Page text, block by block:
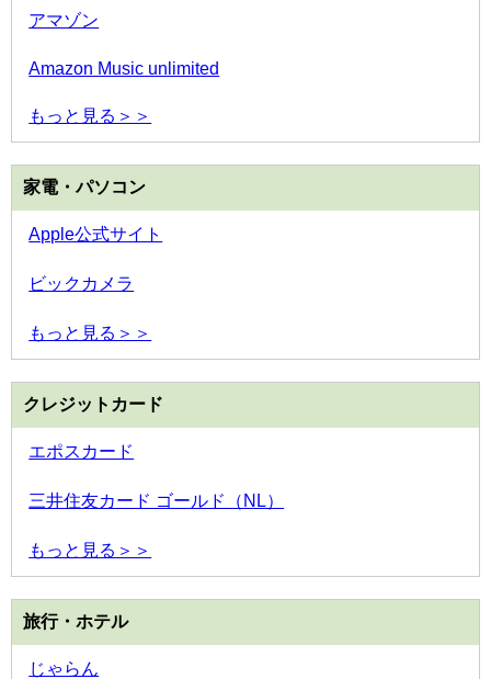
アマゾン
Amazon Music unlimited
もっと見る＞＞
家電・パソコン
Apple公式サイト
ビックカメラ
もっと見る＞＞
クレジットカード
エポスカード
三井住友カード ゴールド（NL）
もっと見る＞＞
旅行・ホテル
じゃらん